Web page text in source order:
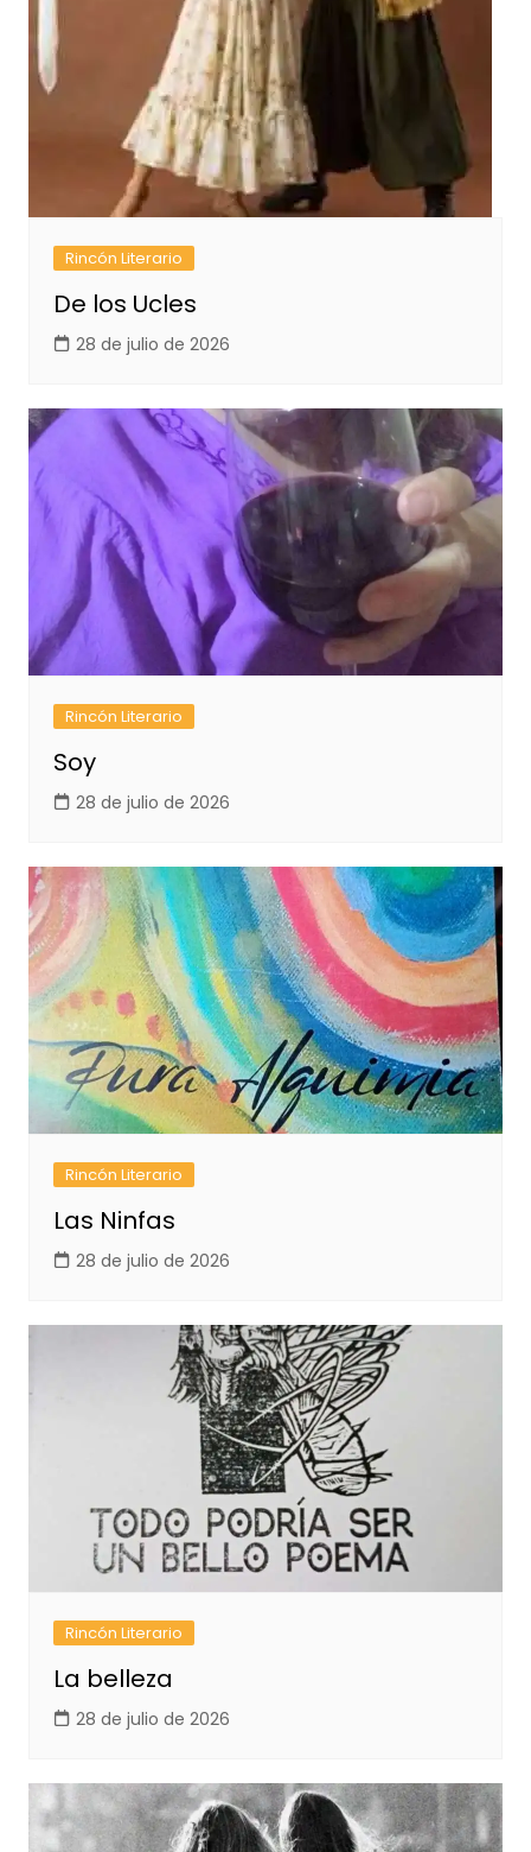
Rincón Literario
De los Ucles
28 de julio de 2026
Rincón Literario
Soy
28 de julio de 2026
Rincón Literario
Las Ninfas
28 de julio de 2026
Rincón Literario
La belleza
28 de julio de 2026